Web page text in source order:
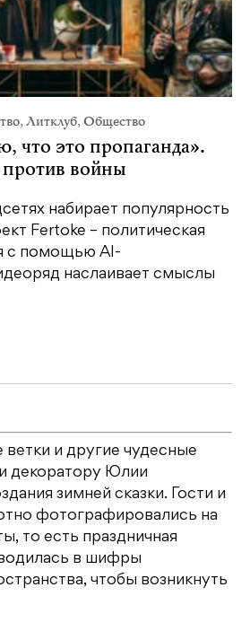
,Литклуб,Общество
что это пропаганда».
войны
набирает популярность
Fertoke – политическая
с помощью AI-
наслаивает смыслы
ветки и другие чудесные
декоратору Юлии
зимней сказки. Гости и
фотографировались на
то есть праздничная
в шифры
чтобы возникнуть